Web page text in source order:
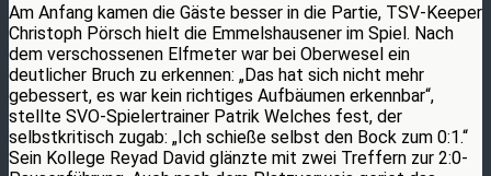
Am Anfang kamen die Gäste besser in die Partie, TSV-Keeper
Christoph Pörsch hielt die Emmelshausener im Spiel. Nach
dem verschossenen Elfmeter war bei Oberwesel ein
deutlicher Bruch zu erkennen: „Das hat sich nicht mehr
gebessert, es war kein richtiges Aufbäumen erkennbar“,
stellte SVO-Spielertrainer Patrik Welches fest, der
selbstkritisch zugab: „Ich schieße selbst den Bock zum 0:1.“
Sein Kollege Reyad David glänzte mit zwei Treffern zur 2:0-